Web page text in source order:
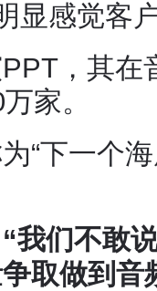
显感觉客
，其在
家。
“下一个
“我们不敢
取做到